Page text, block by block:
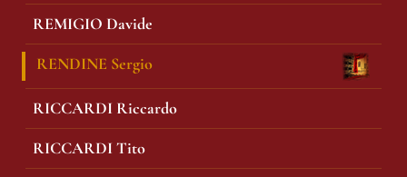
REMIGIO Davide
RENDINE Sergio
RICCARDI Riccardo
RICCARDI Tito